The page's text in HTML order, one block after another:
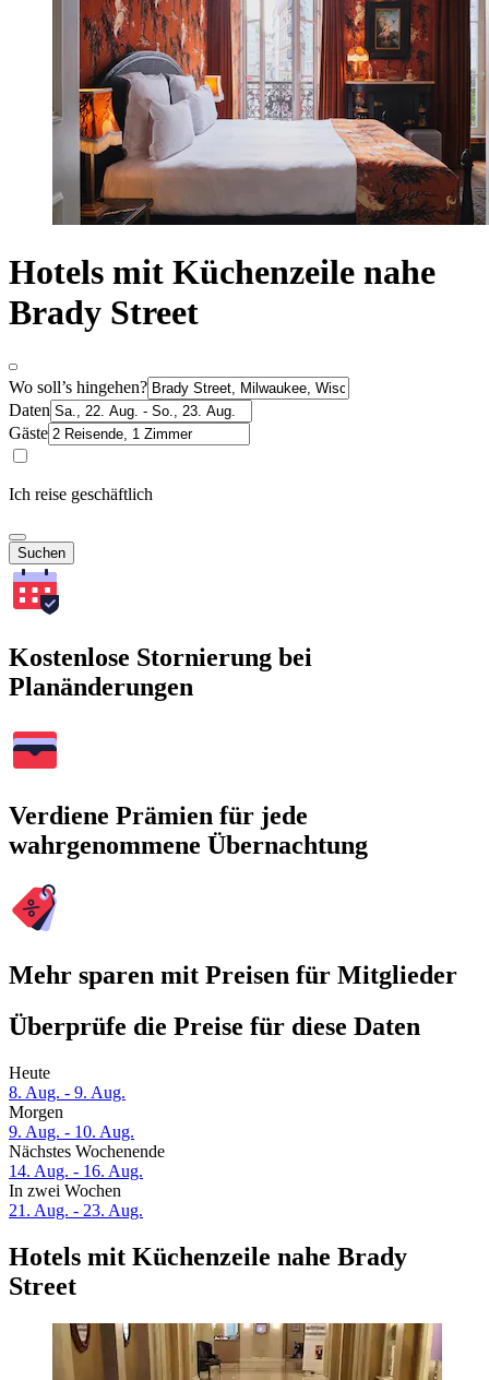
Hotels mit Küchenzeile nahe
Brady Street
Wo soll’s hingehen?
Daten
Gäste
Ich reise geschäftlich
Suchen
Kostenlose Stornierung bei
Planänderungen
Verdiene Prämien für jede
wahrgenommene Übernachtung
Mehr sparen mit Preisen für Mitglieder
Überprüfe die Preise für diese Daten
Heute
8. Aug. - 9. Aug.
Morgen
9. Aug. - 10. Aug.
Nächstes Wochenende
14. Aug. - 16. Aug.
In zwei Wochen
21. Aug. - 23. Aug.
Hotels mit Küchenzeile nahe Brady
Street